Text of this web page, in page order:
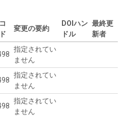
変更の要約
DOIハン
ドル
最終更
新者
指定されてい
ません
指定されてい
ません
指定されてい
ません